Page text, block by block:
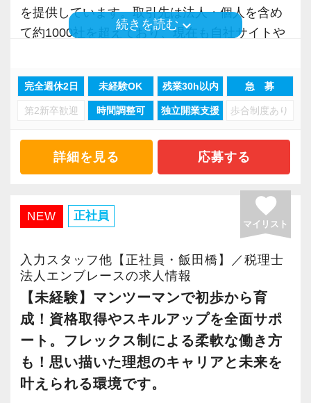
を提供しています。取引先は法人・個人を含め
て約1000社を超えており、現在も自社サイトや
また銀行融資や国際税務など、専門分野に強い
税理士・公認会計士が多数在籍。起業支援にも
業の誕生をサポートしています。ただ税務をや
るだけの事務所ではなく、一歩先のアドバイス
当法人の社名『Embrace』には、抱擁する・寄
り添う・新しい経験やチャレンジを楽しむとい
った意味が込められています。
これは仕事やサービスに関わる物理的な部分に
限ったことではありません。時代の変化に合わ
せた新しいアイデアや概念も積極的に受け入れ
る、という意味を含めています。
続きを読む keyboard_arrow_down
完全週休2日 未経験OK 残業30h以内 急 募
第2新卒歓迎 時間調整可 独立開業支援 歩合制度あり
詳細を見る 応募する
NEW 正社員 favorite
マイリスト
入力スタッフ他【正社員・飯田橋】／税理士
法人エンブレースの求人情報
【未経験】マンツーマンで初歩から育
成！資格取得やスキルアップを全面サポ
ート。フレックス制による柔軟な働き方
も！思い描いた理想のキャリアと未来を
叶えられる環境です。